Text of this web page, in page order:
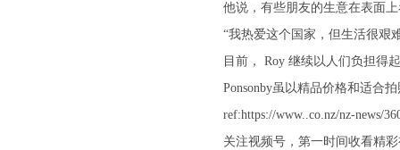
他说，有些朋友的生意在表面
“我热爱这个国家，但生活很艰
目前， Roy 继续以人们负担得
Ponsonby虽以精品价格和适合
ref:https://www..co.nz/nz-news/
关注视频号，第一时间收看精